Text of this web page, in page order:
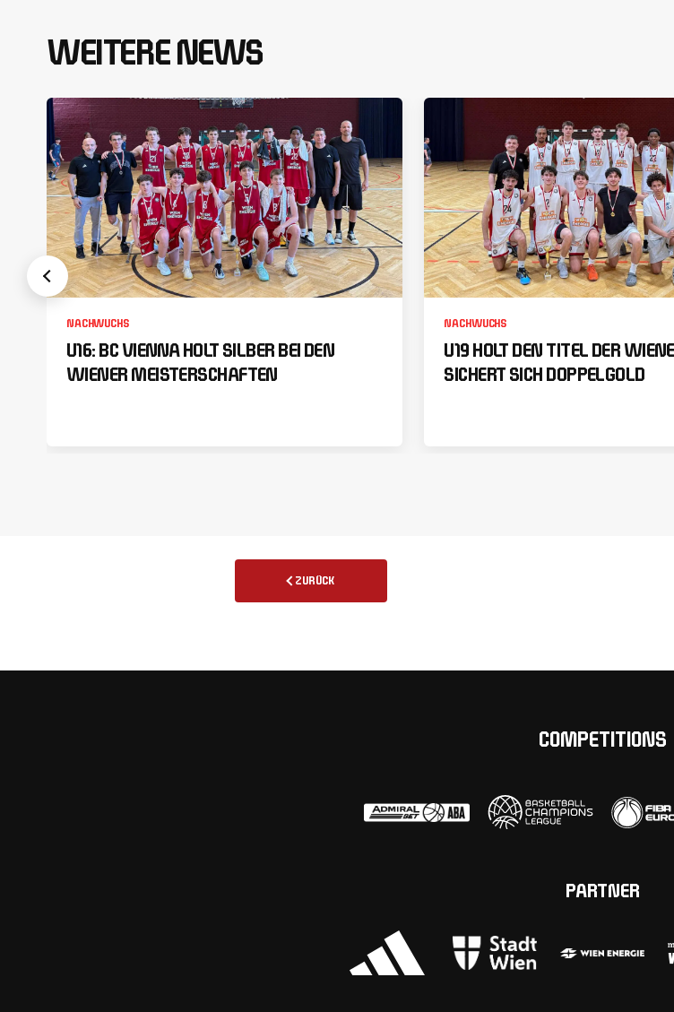
WEITERE NEWS
NACHWUCHS
U16: BC VIENNA HOLT SILBER BEI DEN
WIENER MEISTERSCHAFTEN
NACHWUCHS
U19 HOLT DEN TITEL DER
SICHERT SICH DOPPELGOLD
ZURÜCK
COMPETITIONS
PARTNER